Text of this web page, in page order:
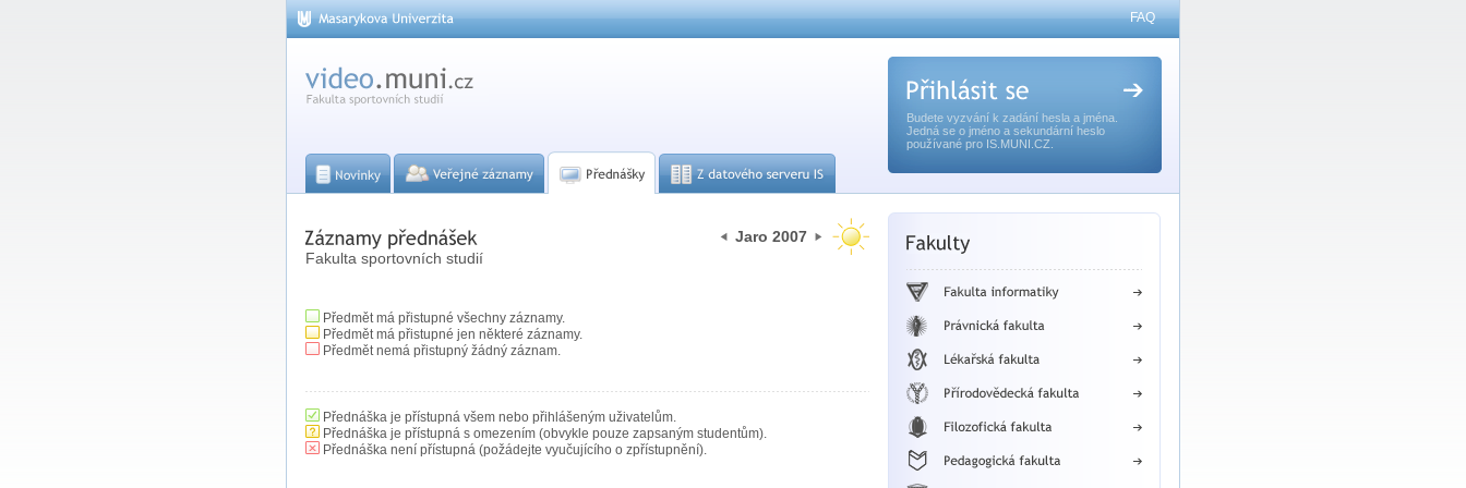
FAQ
Budete vyzvání k zadání hesla a jména.
Jedná se o jméno a sekundární heslo
používané pro IS.MUNI.CZ.
Fakulta sportovních studií
Jaro 2007
Předmět má přistupné všechny záznamy.
Předmět má přistupné jen některé záznamy.
Předmět nemá přistupný žádný záznam.
Přednáška je přístupná všem nebo přihlášeným uživatelům.
Přednáška je přístupná s omezením (obvykle pouze zapsaným studentům).
Přednáška není přístupná (požádejte vyučujícího o zpřístupnění).